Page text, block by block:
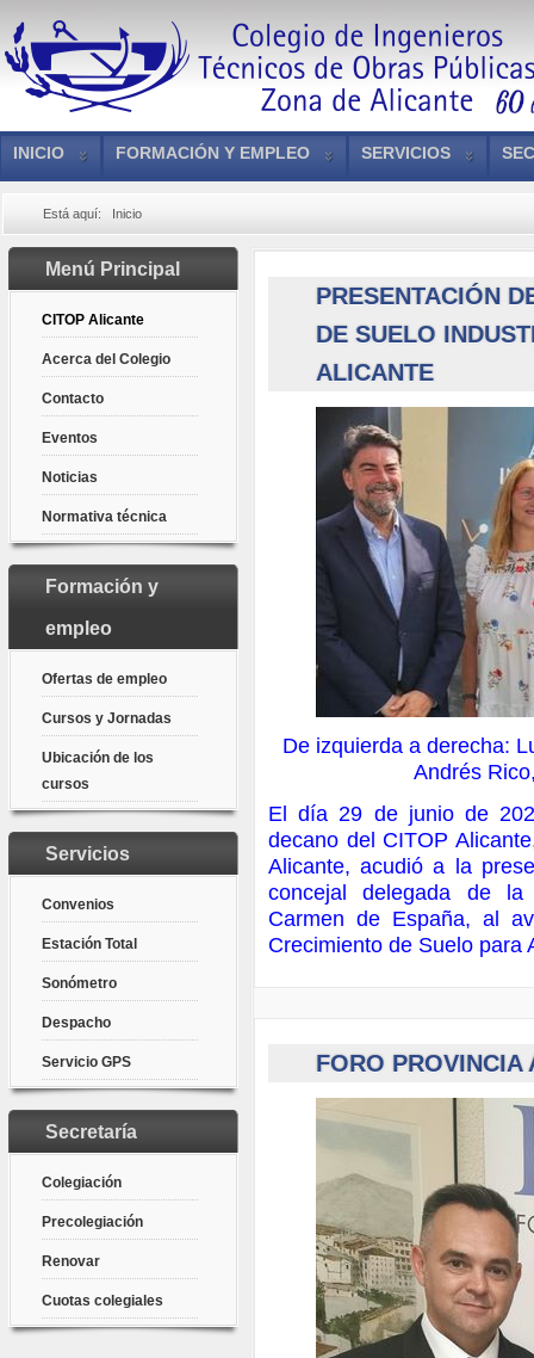
INICIO FORMACIÓN Y EMPLEO SERVICIOS
Está aquí: Inicio
Menú Principal
CITOP Alicante
Acerca del Colegio
Contacto
Eventos
Noticias
Normativa técnica
Formación y
empleo
Ofertas de empleo
Cursos y Jornadas
Ubicación de los
cursos
Servicios
Convenios
Estación Total
Sonómetro
Despacho
Servicio GPS
Secretaría
Colegiación
Precolegiación
Renovar
Cuotas colegiales
PRESENTACIÓN
DE SUELO
ALICANTE
De izquierda a derecha:
Andrés
El día 29 de junio de
decano del CITOP
Alicante, acudió a la
concejal delegada de
Carmen de España, al
Crecimiento de Suelo para
FORO PROVINCIA